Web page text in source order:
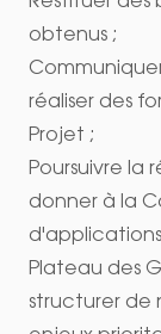
obtenus ;
réaliser des
Projet ;
Poursuivre la
donner à la
Plateau des
structurer de